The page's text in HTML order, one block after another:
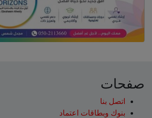
صفحات
اتصل بنا
بنوك وبطاقات اعتماد